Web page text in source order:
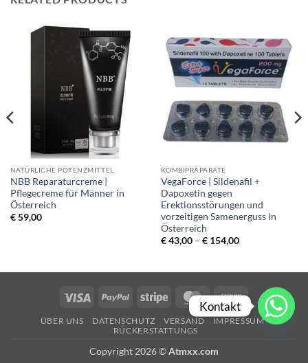
NATÜRLICHE POTENZMITTEL
NBB Reparaturcreme |
Pflegecreme für Männer in
Österreich
€59,00
KOMBIPRÄPARATE
VegaForce | Sildenafil +
Dapoxetin gegen
Erektionsstörungen und
vorzeitigen Samenerguss in
Österreich
€43,00 – €154,00Price
€ 154,00
Visa PayPal Stripe MasterCardCash
On
Delivery
ÜBER UNS DATENSCHUTZ VERSAND
IMPRESSUM
RÜCKERSTATTUNGS
Copyright 2026 ©Atmxx.com
Kontakt